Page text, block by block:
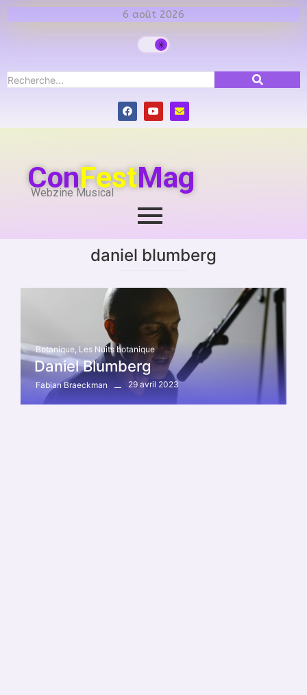
6 août 2026
ConFestMag
Webzine Musical
daniel blumberg
Botanique, Les Nuits botanique
Daniel Blumberg
Fabian Braeckman 29 avril 2023